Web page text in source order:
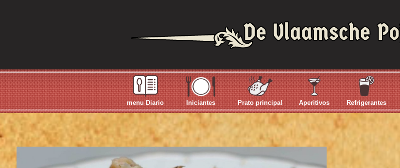
menu Diario Iniciantes Prato principal Aperitivos Refrigerantes